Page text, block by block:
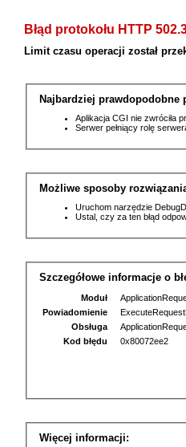
Błąd protokołu HTTP
Limit czasu operacji został
Najbardziej prawdopodobne
Aplikacja CGI nie zwróciła
Serwer pełniący rolę
Możliwe sposoby
Uruchom narzędzie
Ustal, czy za ten błąd
Szczegółowe informacje o
Moduł
Powiadomienie
Obsługa
Kod błędu
0x80072ee2
Więcej informacji: